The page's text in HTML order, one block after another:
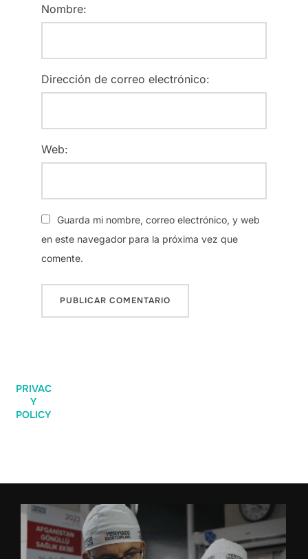
Nombre:
Dirección de correo electrónico:
Web:
Guarda mi nombre, correo electrónico, y web
en este navegador para la próxima vez que
comente.
PRIVAC
Y
POLICY